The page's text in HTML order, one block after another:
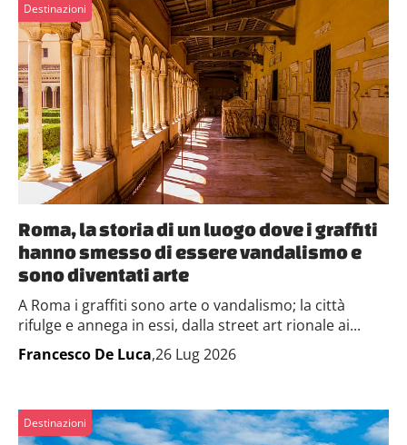
Destinazioni
Roma, la storia di un luogo dove i graffiti
hanno smesso di essere vandalismo e
sono diventati arte
A Roma i graffiti sono arte o vandalismo; la città
rifulge e annega in essi, dalla street art rionale ai...
Francesco De Luca,26 Lug 2026
Destinazioni